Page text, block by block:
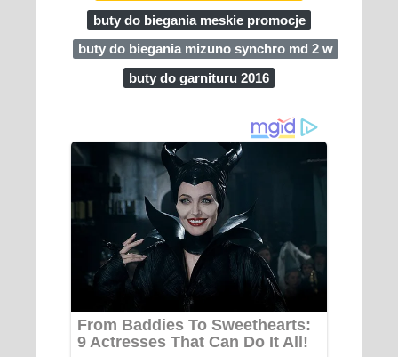
buty do biegania meskie promocje
buty do biegania mizuno synchro md 2 w
buty do garnituru 2016